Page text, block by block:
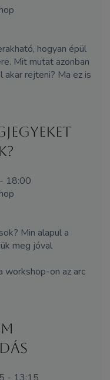
hogyan épül
Mit mutat azonban
akar rejteni? Ma ez is
18:00
Min alapul a
meg jóval
workshop-on az arc